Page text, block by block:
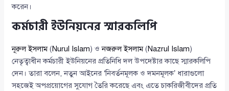
করেন।
কর্মচারী ইউনিয়নের স্মারকলিপি
নূরুল ইসলাম(Nurul Islam) ওনজরুল ইসলাম(Nazrul Islam)
নেতৃত্বাধীন কর্মচারী ইউনিয়নের প্রতিনিধি দল উপদেষ্টার কাছে স্মারকলিপি
দেন। তারা বলেন, নতুন আইনের ‘নিবর্তনমূলক ও দমনমূলক’ ধারাগুলো
সহজেই অপপ্রয়োগের সুযোগ তৈরি করেছে এবং এতে চাকরিজীবীদের প্রতি